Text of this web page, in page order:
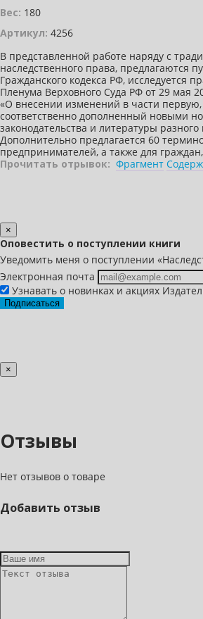
Вес: 180
Артикул: 4256
В представленной работе наряду с
наследственного права, предлагаются
Гражданского кодекса РФ, исследуется
Пленума Верховного Суда РФ от 29 мая
«О внесении изменений в части
соответственно дополненный новыми
законодательства и литературы
Дополнительно предлагается 60
предпринимателей, а также для
Прочитать отрывок: Фрагмент
×
Оповестить о поступлении книги
Уведомить меня о поступлении
Электронная почта
Узнавать о новинках и акциях
Подписаться
×
Отзывы
Нет отзывов о товаре
Добавить отзыв